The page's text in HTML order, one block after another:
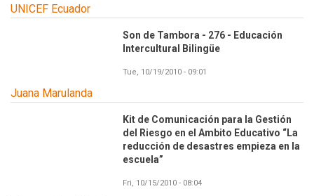
UNICEF Ecuador
Son de Tambora - 276 - Educación
Intercultural Bilingüe
Tue, 10/19/2010 - 09:01
Juana Marulanda
Kit de Comunicación para la Gestión
del Riesgo en el Ambito Educativo “La
reducción de desastres empieza en la
escuela”
Fri, 10/15/2010 - 08:04